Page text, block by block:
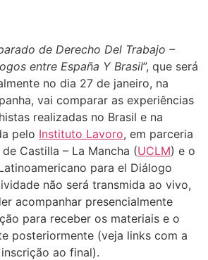
de Derecho Del Trabajo –
entre España Y Brasil”, que será
no dia 27 de janeiro, na
vai comparar as experiências
realizadas no Brasil e na
pelo Instituto Lavoro, em parceria
Castilla – La Mancha (UCLM) e o
para el Diálogo
não será transmida ao vivo,
acompanhar presencialmente
para receber os materiais e o
posteriormente (veja links com a
ao final).